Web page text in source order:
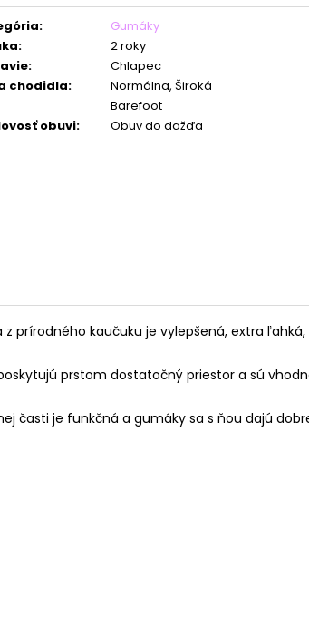
:
Gumáky
:
2 roky
:
Chlapec
chodidla:
Normálna, Široká
Barefoot
obuvi: Obuv do dažďa
kaučuku je vylepšená, extra
prstom dostatočný priestor a sú
časti je funkčná a gumáky sa s ňou dajú